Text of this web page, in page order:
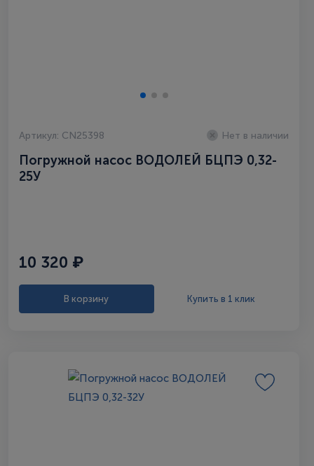
Артикул: CN25398 Нет в наличии
Погружной насос ВОДОЛЕЙ БЦПЭ 0,32-
25У
10 320 ₽
В корзину Купить в 1 клик